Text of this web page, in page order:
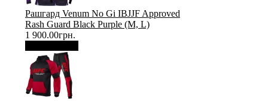
Рашгард Venum No Gi IBJJF Approved
Rash Guard Black Purple (М, L)
1 900.00грн.